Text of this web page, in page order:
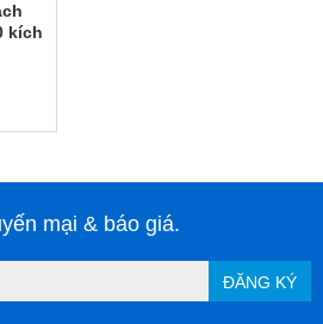
kích
mại & báo giá.
ĐĂNG KÝ